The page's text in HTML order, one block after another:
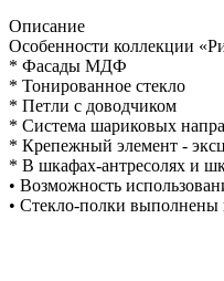
Описание
Особенности коллекции
* Фасады МДФ
* Тонированное стекло
* Петли с доводчиком
* Система шариковых
* Крепежный элемент -
* В шкафах-антресолях и
• Возможность
• Стекло-полки